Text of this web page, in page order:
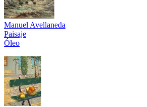
Manuel Avellaneda
Paisaje
Óleo